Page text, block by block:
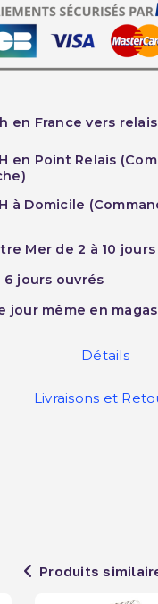
en France vers
en Point Relais
à Domicile
Mer de 2 à 10
6 jours ouvrés
jour même en
Détails
Livraisons et
Produits